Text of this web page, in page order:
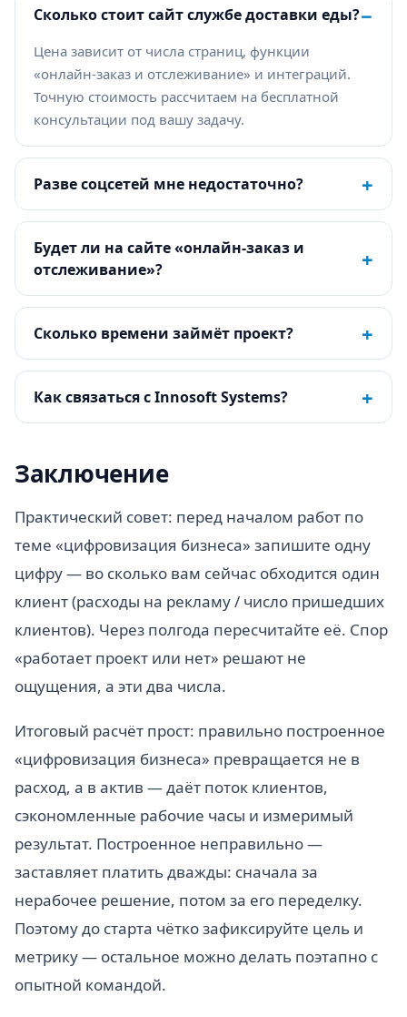
Сколько стоит сайт службе доставки еды?−
Цена зависит от числа страниц, функции
«онлайн-заказ и отслеживание» и интеграций.
Точную стоимость рассчитаем на бесплатной
консультации под вашу задачу.
Разве соцсетей мне недостаточно? +
Будет ли на сайте «онлайн-заказ и
отслеживание»?
+
Сколько времени займёт проект? +
Как связаться с Innosoft Systems? +
Заключение
Практический совет: перед началом работ по
теме «цифровизация бизнеса» запишите одну
цифру — во сколько вам сейчас обходится один
клиент (расходы на рекламу / число пришедших
клиентов). Через полгода пересчитайте её. Спор
«работает проект или нет» решают не
ощущения, а эти два числа.
Итоговый расчёт прост: правильно построенное
«цифровизация бизнеса» превращается не в
расход, а в актив — даёт поток клиентов,
сэкономленные рабочие часы и измеримый
результат. Построенное неправильно —
заставляет платить дважды: сначала за
нерабочее решение, потом за его переделку.
Поэтому до старта чётко зафиксируйте цель и
метрику — остальное можно делать поэтапно с
опытной командой.